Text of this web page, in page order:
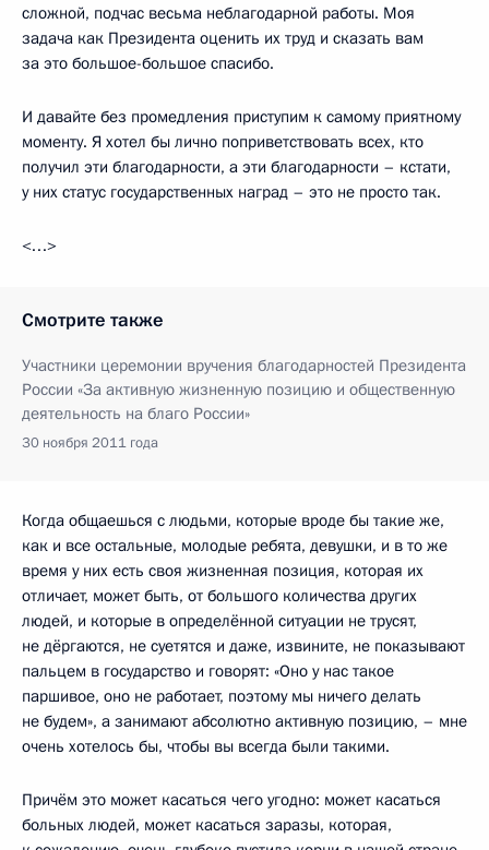
сложной, подчас весьма неблагодарной работы. Моя
задача как Президента оценить их труд и сказать вам
за это большое-большое спасибо.
И давайте без промедления приступим к самому приятному
моменту. Я хотел бы лично поприветствовать всех, кто
получил эти благодарности, а эти благодарности – кстати,
у них статус государственных наград – это не просто так.
<…>
Смотрите также
Участники церемонии вручения благодарностей Президента
России «За активную жизненную позицию и общественную
деятельность на благо России»
30 ноября 2011 года
Когда общаешься с людьми, которые вроде бы такие же,
как и все остальные, молодые ребята, девушки, и в то же
время у них есть своя жизненная позиция, которая их
отличает, может быть, от большого количества других
людей, и которые в определённой ситуации не трусят,
не дёргаются, не суетятся и даже, извините, не показывают
пальцем в государство и говорят: «Оно у нас такое
паршивое, оно не работает, поэтому мы ничего делать
не будем», а занимают абсолютно активную позицию, – мне
очень хотелось бы, чтобы вы всегда были такими.
Причём это может касаться чего угодно: может касаться
больных людей, может касаться заразы, которая,